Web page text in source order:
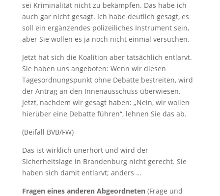
sei Kriminalität nicht zu bekämpfen. Das habe ich
auch gar nicht gesagt. Ich habe deutlich gesagt, es
soll ein ergänzendes polizeiliches Instrument sein,
aber Sie wollen es ja noch nicht einmal versuchen.
Jetzt hat sich die Koalition aber tatsächlich entlarvt.
Sie haben uns angeboten: Wenn wir diesen
Tagesordnungspunkt ohne Debatte bestreiten, wird
der Antrag an den Innenausschuss überwiesen.
Jetzt, nachdem wir gesagt haben: „Nein, wir wollen
hierüber eine Debatte führen“, lehnen Sie das ab.
(Beifall BVB/FW)
Das ist wirklich unerhört und wird der
Sicherheitslage in Brandenburg nicht gerecht. Sie
haben sich damit entlarvt; anders …
Fragen eines anderen Abgeordneten(Frage und